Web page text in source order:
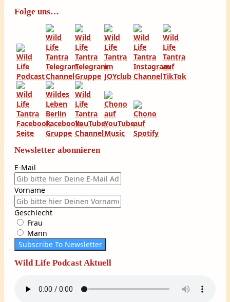
Folge uns…
Newsletter abonnieren
E-Mail
Vorname
Geschlecht
Frau
Mann
Subscribe To Newsletter
Wild Life Podcast Aktuell